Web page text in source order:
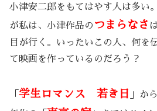
小津安二郎をもてはやす人は多い
が私は、小津作品の つまらなさ
目が行く。いったいこの人、何を
て映画を作っているのだろう？
「 学生ロマンス 若き日 」か